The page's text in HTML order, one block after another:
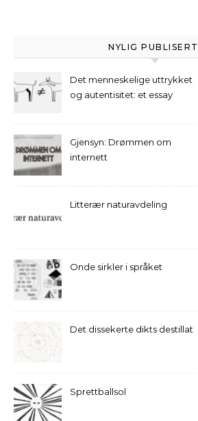
NYLIG PUBLISERT
Det menneskelige uttrykket
og autentisitet: et essay
Gjensyn: Drømmen om
internett
Litterær naturavdeling
Onde sirkler i språket
Det dissekerte dikts destillat
Sprettballsol